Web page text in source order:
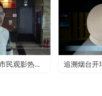
记者观察：市民观影热潮升温 电影行业加快复苏